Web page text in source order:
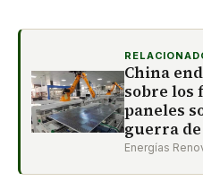
China
sobre los
paneles
guerra
Energías